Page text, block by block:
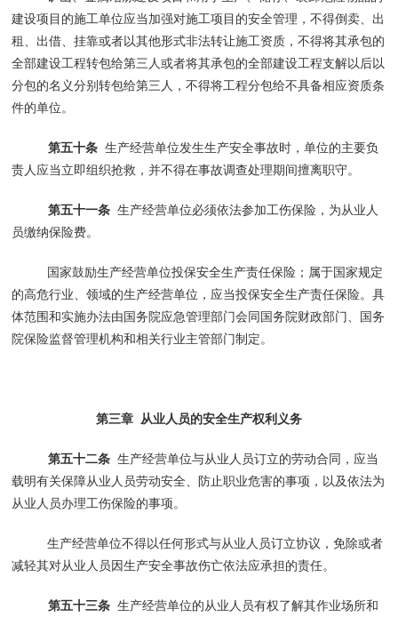
建设项目的施工单位应当加强对施工项目的安全管理，不得倒卖、出
租、出借、挂靠或者以其他形式非法转让施工资质，不得将其承包的
全部建设工程转包给第三人或者将其承包的全部建设工程支解以后以
分包的名义分别转包给第三人，不得将工程分包给不具备相应资质条
件的单位。
第五十条生产经营单位发生生产安全事故时，单位的主要负
责人应当立即组织抢救，并不得在事故调查处理期间擅离职守。
第五十一条生产经营单位必须依法参加工伤保险，为从业人
员缴纳保险费。
国家鼓励生产经营单位投保安全生产责任保险；属于国家规定
的高危行业、领域的生产经营单位，应当投保安全生产责任保险。具
体范围和实施办法由国务院应急管理部门会同国务院财政部门、国务
院保险监督管理机构和相关行业主管部门制定。
第三章 从业人员的安全生产权利义务
第五十二条生产经营单位与从业人员订立的劳动合同，应当
载明有关保障从业人员劳动安全、防止职业危害的事项，以及依法为
从业人员办理工伤保险的事项。
生产经营单位不得以任何形式与从业人员订立协议，免除或者
减轻其对从业人员因生产安全事故伤亡依法应承担的责任。
第五十三条生产经营单位的从业人员有权了解其作业场所和